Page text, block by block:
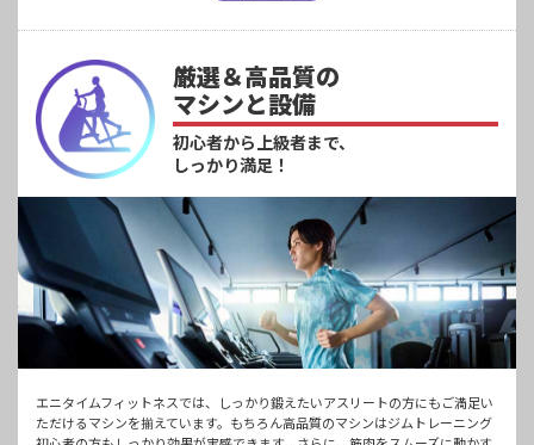
厳選＆高品質の
マシンと設備
初心者から上級者まで、
しっかり満足！
エニタイムフィットネスでは、しっかり鍛えたいアスリートの方にもご満足い
ただけるマシンを揃えています。もちろん高品質のマシンはジムトレーニング